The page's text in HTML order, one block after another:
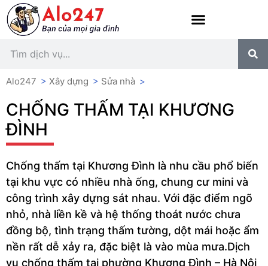
Alo247 > Xây dựng > Sửa nhà >
CHỐNG THẤM TẠI KHƯƠNG
ĐÌNH
Chống thấm tại Khương Đình là nhu cầu phổ biến
tại khu vực có nhiều nhà ống, chung cư mini và
công trình xây dựng sát nhau. Với đặc điểm ngõ
nhỏ, nhà liền kề và hệ thống thoát nước chưa
đồng bộ, tình trạng thấm tường, dột mái hoặc ẩm
nền rất dễ xảy ra, đặc biệt là vào mùa mưa.Dịch
vụ chống thấm tại phường Khương Đình – Hà Nội